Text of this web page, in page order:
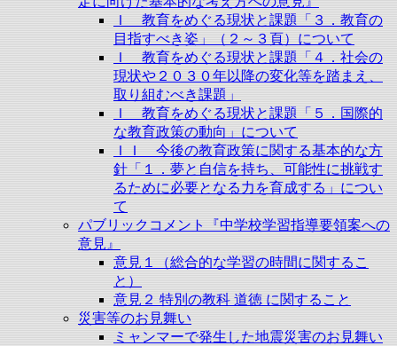
Ｉ 教育をめぐる現状と課題「３．教育の
目指すべき姿」（２～３頁）について
Ｉ 教育をめぐる現状と課題「４．社会の
現状や２０３０年以降の変化等を踏まえ、
取り組むべき課題」
Ｉ 教育をめぐる現状と課題「５．国際的
な教育政策の動向」について
ＩＩ 今後の教育政策に関する基本的な方
針「１．夢と自信を持ち、可能性に挑戦す
るために必要となる力を育成する」につい
て
パブリックコメント『中学校学習指導要領案への
意見』
意見１（総合的な学習の時間に関するこ
と）
意見２ 特別の教科 道徳 に関すること
災害等のお見舞い
ミャンマーで発生した地震災害のお見舞い